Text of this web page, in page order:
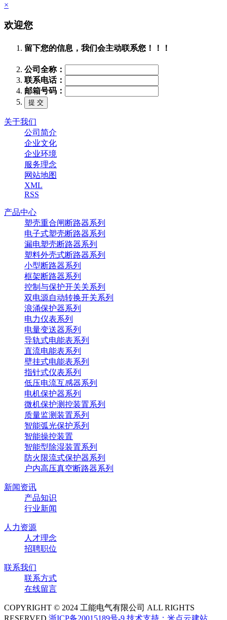
×
欢迎您
留下您的信息，我们会主动联系您！！！
公司全称：
联系电话：
邮箱号码：
关于我们
公司简介
企业文化
企业环境
服务理念
网站地图
XML
RSS
产品中心
塑壳重合闸断路器系列
电子式塑壳断路器系列
漏电塑壳断路器系列
塑料外壳式断路器系列
小型断路器系列
框架断路器系列
控制与保护开关关系列
双电源自动转换开关系列
浪涌保护器系列
电力仪表系列
电量变送器系列
导轨式电能表系列
直流电能表系列
壁挂式电能表系列
指针式仪表系列
低压电流互感器系列
电机保护器系列
微机保护测控装置系列
质量监测装置系列
智能弧光保护系列
智能操控装置
智能型除湿装置系列
防火限流式保护器系列
户内高压真空断路器系列
新闻资讯
产品知识
行业新闻
人力资源
人才理念
招聘职位
联系我们
联系方式
在线留言
COPYRIGHT © 2024 工能电气有限公司 ALL RIGHTS
RESERVED 浙ICP备20015189号-9 技术支持：米点云建站